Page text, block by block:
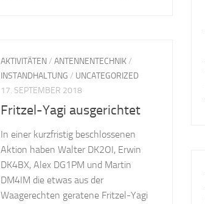
AKTIVITÄTEN/ ANTENNENTECHNIK/
INSTANDHALTUNG / UNCATEGORIZED
17. SEPTEMBER 2018
Fritzel-Yagi ausgerichtet
In einer kurzfristig beschlossenen
Aktion haben Walter DK2OI, Erwin
DK4BX, Alex DG1PM und Martin
DM4IM die etwas aus der
Waagerechten geratene Fritzel-Yagi